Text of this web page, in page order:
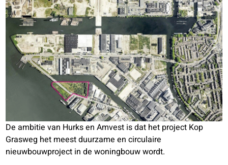
De ambitie van Hurks en Amvest is dat het project Kop
Grasweg het meest duurzame en circulaire
nieuwbouwproject in de woningbouw wordt.